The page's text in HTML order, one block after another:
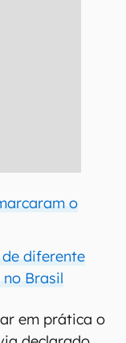
o
de diferente
Brasil
em prática o